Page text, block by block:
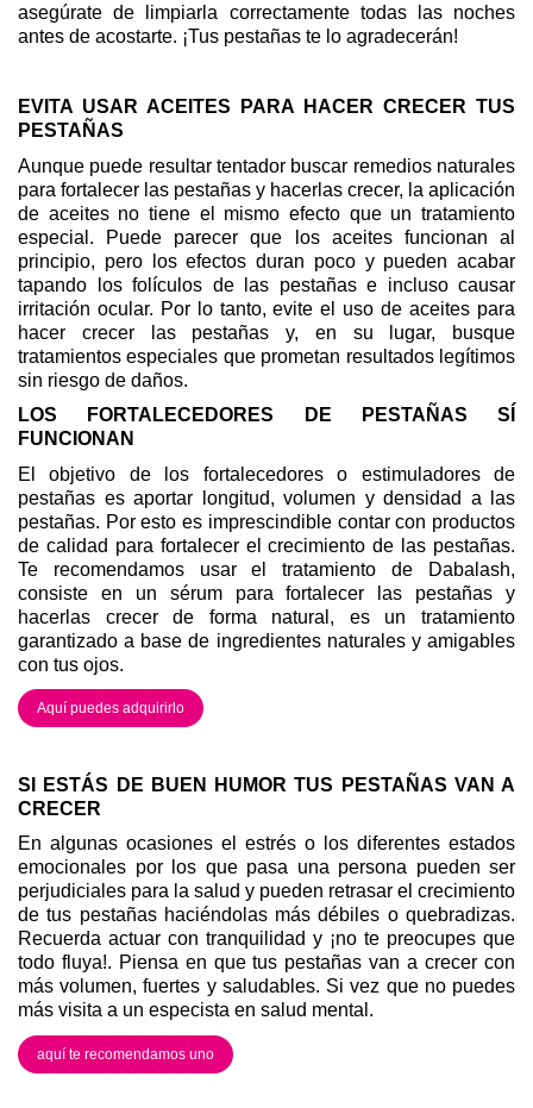
asegúrate de limpiarla correctamente todas las noches
antes de acostarte. ¡Tus pestañas te lo agradecerán!
EVITA USAR ACEITES PARA HACER CRECER TUS
PESTAÑAS
Aunque puede resultar tentador buscar remedios naturales
para fortalecer las pestañas y hacerlas crecer, la aplicación
de aceites no tiene el mismo efecto que un tratamiento
especial. Puede parecer que los aceites funcionan al
principio, pero los efectos duran poco y pueden acabar
tapando los folículos de las pestañas e incluso causar
irritación ocular. Por lo tanto, evite el uso de aceites para
hacer crecer las pestañas y, en su lugar, busque
tratamientos especiales que prometan resultados legítimos
sin riesgo de daños.
LOS FORTALECEDORES DE PESTAÑAS SÍ
FUNCIONAN
El objetivo de los fortalecedores o estimuladores de
pestañas es aportar longitud, volumen y densidad a las
pestañas. Por esto es imprescindible contar con productos
de calidad para fortalecer el crecimiento de las pestañas.
Te recomendamos usar el tratamiento de Dabalash,
consiste en un sérum para fortalecer las pestañas y
hacerlas crecer de forma natural, es un tratamiento
garantizado a base de ingredientes naturales y amigables
con tus ojos.
Aquí puedes adquirirlo
SI ESTÁS DE BUEN HUMOR TUS PESTAÑAS VAN A
CRECER
En algunas ocasiones el estrés o los diferentes estados
emocionales por los que pasa una persona pueden ser
perjudiciales para la salud y pueden retrasar el crecimiento
de tus pestañas haciéndolas más débiles o quebradizas.
Recuerda actuar con tranquilidad y ¡no te preocupes que
todo fluya!. Piensa en que tus pestañas van a crecer con
más volumen, fuertes y saludables. Si vez que no puedes
más visita a un especista en salud mental.
aquí te recomendamos uno